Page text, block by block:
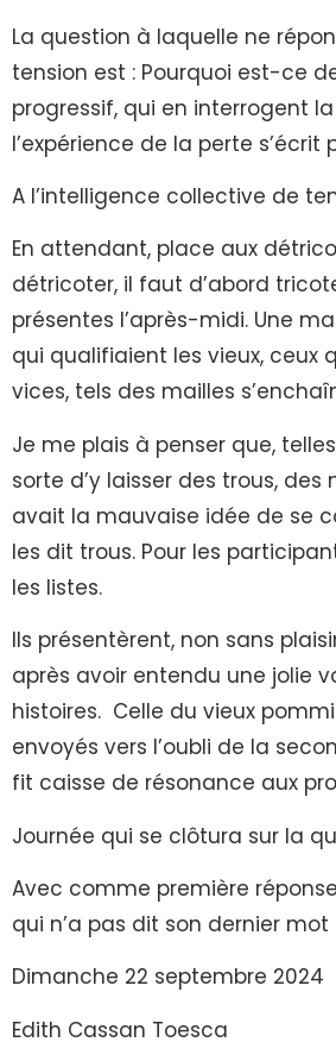
La question à laquelle ne
tension est : Pourquoi est-ce
progressif, qui en interrogent
l’expérience de la perte s’écrit
A l’intelligence collective de
En attendant, place aux
détricoter, il faut d’abord
présentes l’après-midi. Une
qui qualifiaient les vieux, ceux
vices, tels des mailles
Je me plais à penser que,
sorte d’y laisser des trous, des
avait la mauvaise idée de se
les dit trous. Pour les
les listes.
Ils présentèrent, non sans
après avoir entendu une jolie
histoires. Celle du vieux
envoyés vers l’oubli de la
fit caisse de résonance aux
Journée qui se clôtura sur la
Avec comme première
qui n’a pas dit son dernier mot
Dimanche 22 septembre 2024
Edith Cassan Toesca